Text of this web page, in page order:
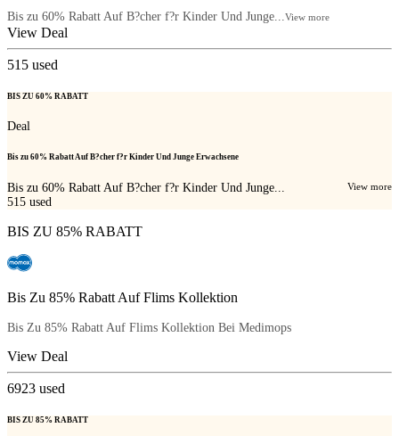
Bis zu 60% Rabatt Auf B?cher f?r Kinder Und Junge... View more
View Deal
515 used
BIS ZU 60% RABATT
Deal
Bis zu 60% Rabatt Auf B?cher f?r Kinder Und Junge Erwachsene
Bis zu 60% Rabatt Auf B?cher f?r Kinder Und Junge... View more
515 used
BIS ZU 85% RABATT
Bis Zu 85% Rabatt Auf Flims Kollektion
Bis Zu 85% Rabatt Auf Flims Kollektion Bei Medimops
View Deal
6923 used
BIS ZU 85% RABATT